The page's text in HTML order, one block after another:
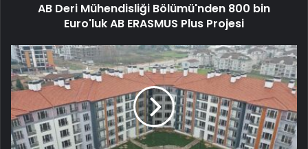
AB Deri Mühendisliği Bölümü'nden 800 bin
Euro'luk AB ERASMUS Plus Projesi